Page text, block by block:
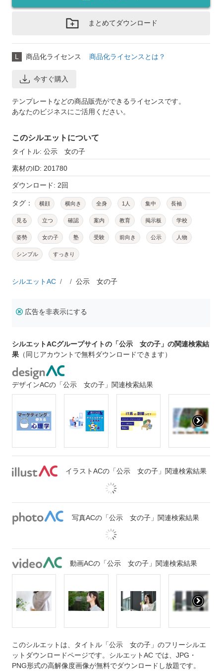
まとめてダウンロード
L 商品化ライセンス 商品化ライセンスとは？
今すぐ購入
テンプレートなどの商品販売ができるライセンスです。
あなたのビジネスにご活用ください。
このシルエットについて
タイトル: 公示 女の子
素材のID: 201780
ダウンロード: 2回
タグ： 横顔 横向き 全身 1人 集中 長袖
見る 立つ 確認 案内 教育 掲示板 学校
姿勢 女の子 塾 受験 前向き 公示 人物
シンプル すっきり
シルエットAC 公示 女の子
広告を非表示にする
シルエットACグループサイトの「公示 女の子」の関連検索結
果 （同じアカウントで無料ダウンロードできます）
デザインACの「公示 女の子」関連検索結果
イラストACの「公示 女の子」関連検索結果
写真ACの「公示 女の子」関連検索結果
動画ACの「公示 女の子」関連検索結果
このシルエットは、タイトル「公示 女の子」のフリーシルエ
ットダウンロードページです。シルエットAC では、JPG・
PNG形式の高解像度画像が無料でダウンロードし放題です。